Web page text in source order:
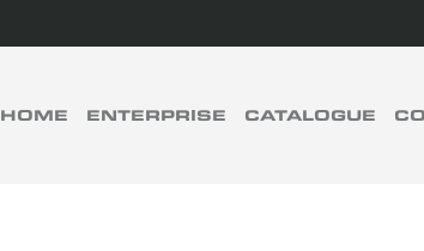
HOME ENTERPRISE CATALOGUE
RECHERCHER